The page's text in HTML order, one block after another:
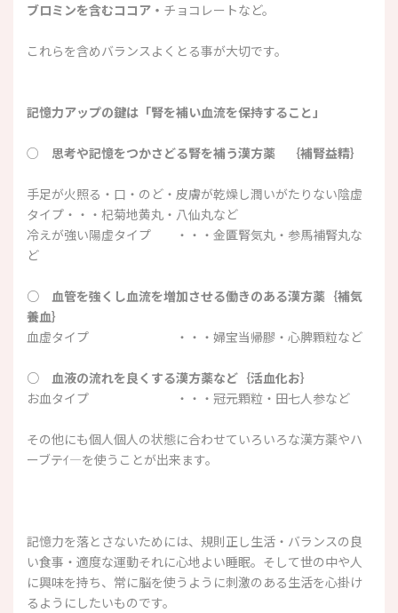
ブロミンを含むココア・ チョコレートなど。
これらを含めバランスよくとる事が大切です。
記憶力アップの鍵は「腎を補い血流を保持すること」
○ 思考や記憶をつかさどる腎を補う漢方薬 ｛補腎益精｝
手足が火照る・口・のど・皮膚が乾燥し潤いがたりない陰虚
タイプ・・・杞菊地黄丸・八仙丸など
冷えが強い陽虚タイプ ・・・金匱腎気丸・参馬補腎丸な
ど
○ 血管を強くし血流を増加させる働きのある漢方薬｛補気
養血｝
血虚タイプ ・・・婦宝当帰膠・心脾顆粒など
○ 血液の流れを良くする漢方薬など｛活血化お｝
お血タイプ ・・・冠元顆粒・田七人参など
その他にも個人個人の状態に合わせていろいろな漢方薬やハ
ーブテｲ―を使うことが出来ます。
記憶力を落とさないためには、規則正し生活・バランスの良
い食事・適度な運動それに心地よい睡眠。そして世の中や人
に興味を持ち、常に脳を使うように刺激のある生活を心掛け
るようにしたいものです。